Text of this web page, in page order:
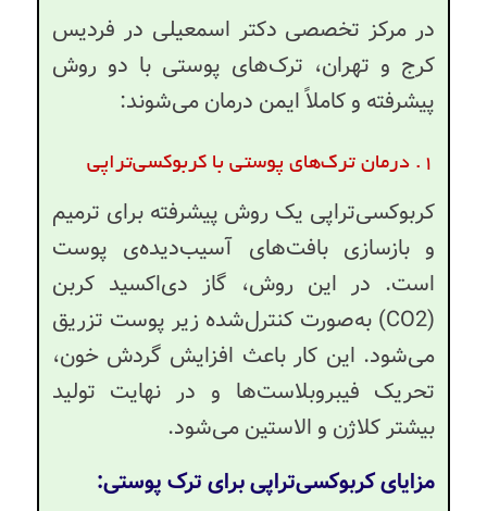
در مرکز تخصصی دکتر اسمعیلی در فردیس
کرج و تهران، ترک‌های پوستی با دو روش
پیشرفته و کاملاً ایمن درمان می‌شوند:
۱. درمان ترک‌های پوستی با کربوکسی‌تراپی
کربوکسی‌تراپی یک روش پیشرفته برای ترمیم
و بازسازی بافت‌های آسیب‌دیده‌ی پوست
است. در این روش، گاز دی‌اکسید کربن
(CO2) به‌صورت کنترل‌شده زیر پوست تزریق
می‌شود. این کار باعث افزایش گردش خون،
تحریک فیبروبلاست‌ها و در نهایت تولید
بیشتر کلاژن و الاستین می‌شود.
مزایای کربوکسی‌تراپی برای ترک پوستی: